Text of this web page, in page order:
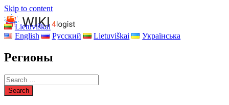
Skip to content
Lietuviškai
English
Русский Lietuviškai Українська
Регионы